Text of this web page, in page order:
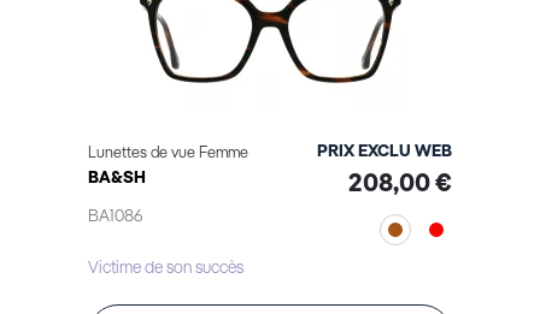
Lunettes de vue Femme
BA&SH
BA1086
PRIX EXCLU WEB
208,00 €
Victime de son succès